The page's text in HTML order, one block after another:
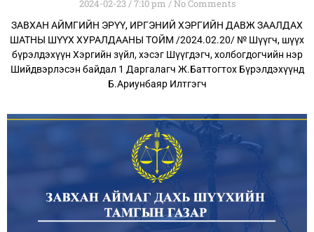
2024-02-23 7:10 pm No Comments
ЗАВХАН АЙМГИЙН ЭРҮҮ, ИРГЭНИЙ ХЭРГИЙН ДАВЖ ЗААЛДАХ
ШАТНЫ ШҮҮХ ХУРАЛДААНЫ ТОЙМ /2024.02.20/ № Шүүгч, шүүх
бүрэлдэхүүн Хэргийн зүйл, хэсэг Шүүгдэгч, холбогдогчийн нэр
Шийдвэрлэсэн байдал 1 Даргалагч Ж.Баттогтох Бүрэлдэхүүнд
Б.Ариунбаяр Илтгэгч